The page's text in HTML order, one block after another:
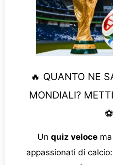
🔥 QUANTO NE
MONDIALI?
⚽
Un quiz velocema
appassionati di calcio: